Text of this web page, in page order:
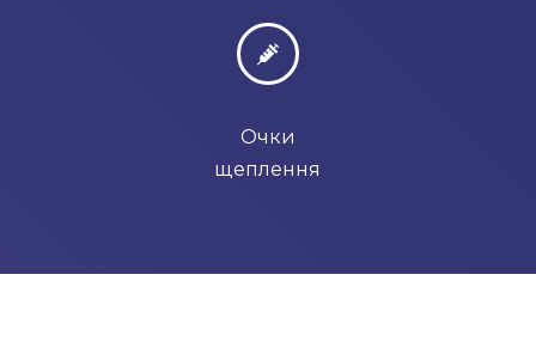
Очки
щеплення